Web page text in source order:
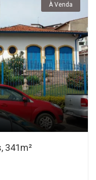
À Venda
341m²